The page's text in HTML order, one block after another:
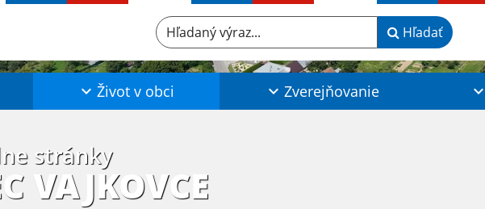
Hľadaný výraz... Hľadať
Život v obci Zverejňovanie
stránky
VAJKOVCE